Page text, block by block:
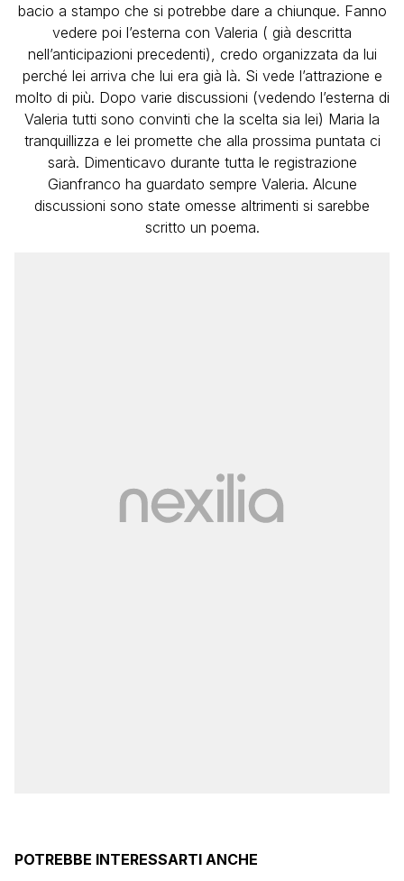
bacio a stampo che si potrebbe dare a chiunque. Fanno
vedere poi l’esterna con Valeria ( già descritta
nell’anticipazioni precedenti), credo organizzata da lui
perché lei arriva che lui era già là. Si vede l’attrazione e
molto di più. Dopo varie discussioni (vedendo l’esterna di
Valeria tutti sono convinti che la scelta sia lei) Maria la
tranquillizza e lei promette che alla prossima puntata ci
sarà. Dimenticavo durante tutta le registrazione
Gianfranco ha guardato sempre Valeria. Alcune
discussioni sono state omesse altrimenti si sarebbe
scritto un poema.
POTREBBE INTERESSARTI ANCHE